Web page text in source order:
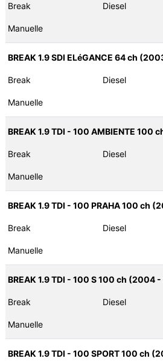
Break Diesel
Manuelle
BREAK 1.9 SDI ELéGANCE 64 ch
Break Diesel
Manuelle
BREAK 1.9 TDI - 100 AMBIENTE 100
Break Diesel
Manuelle
BREAK 1.9 TDI - 100 PRAHA 100 ch
Break Diesel
Manuelle
BREAK 1.9 TDI - 100 S 100 ch (2004
Break Diesel
Manuelle
BREAK 1.9 TDI - 100 SPORT 100 ch